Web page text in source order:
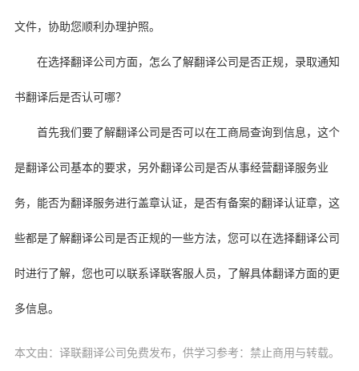
文件，协助您顺利办理护照。
在选择翻译公司方面，怎么了解翻译公司是否正规，录取通知
书翻译后是否认可哪？
首先我们要了解翻译公司是否可以在工商局查询到信息，这个
是翻译公司基本的要求，另外翻译公司是否从事经营翻译服务业
务，能否为翻译服务进行盖章认证，是否有备案的翻译认证章，这
些都是了解翻译公司是否正规的一些方法，您可以在选择翻译公司
时进行了解，您也可以联系译联客服人员，了解具体翻译方面的更
多信息。
本文由：译联翻译公司免费发布，供学习参考：禁止商用与转载。